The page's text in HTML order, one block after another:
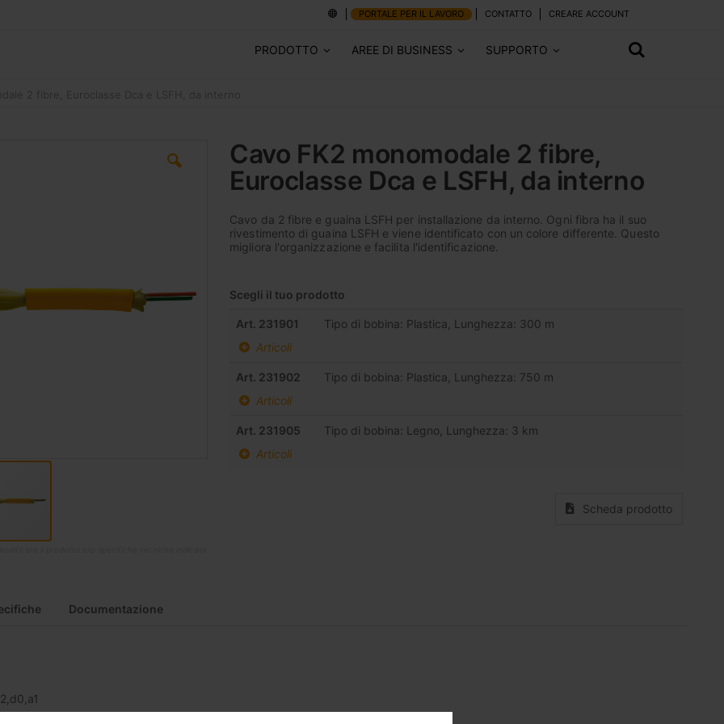
PORTALE PER IL LAVORO CONTATTO CREARE ACCOUNT
PRODOTTO AREE DI BUSINESS SUPPORTO
Cavo FK2 monomodale 2 fibre,
Euroclasse Dca e LSFH, da interno
Cavo da 2 fibre e guaina LSFH per installazione da interno. Ogni fibra ha il suo
rivestimento di guaina LSFH e viene identificato con un colore differente. Questo
migliora l'organizzazione e facilita l'identificazione.
Scegli il tuo prodotto
raggruppati
Art. 231901
Tipo di bobina: Plastica, Lunghezza: 300 m
Articoli
Art. 231902
Tipo di bobina: Plastica, Lunghezza: 750 m
Articoli
Art. 231905
Tipo di bobina: Legno, Lunghezza: 3 km
Articoli
Scheda prodotto
Documentazione